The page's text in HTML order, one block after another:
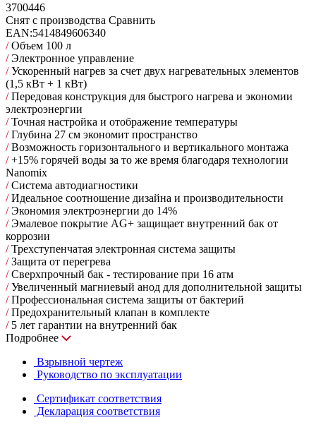
3700446
Снят с производства Сравнить
EAN:5414849606340
/Объем 100 л
/Электронное управление
/Ускоренный нагрев за счет двух нагревательных элементов
(1,5 кВт + 1 кВт)
/Передовая конструкция для быстрого нагрева и экономии
электроэнергии
/Точная настройка и отображение температуры
/Глубина 27 см экономит пространство
/Возможность горизонтального и вертикального монтажа
/+15% горячей воды за то же время благодаря технологии
Nanomix
/Cистема автодиагностики
/Идеальное соотношение дизайна и производительности
/Экономия электроэнергии до 14%
/Эмалевое покрытие AG+ защищает внутренний бак от
коррозии
/Трехступенчатая электронная система защиты
/Защита от перегрева
/Сверхпрочный бак - тестирование при 16 атм
/Увеличенный магниевый анод для дополнительной защиты
/Профессиональная система защиты от бактерий
/Предохранительный клапан в комплекте
/5 лет гарантии на внутренний бак
Подробнее
Взрывной чертеж
Руководство по эксплуатации
Сертификат соответствия
Декларация соответствия